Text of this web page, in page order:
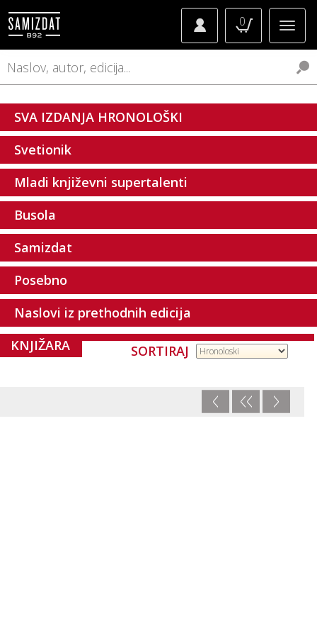
0
SVA IZDANJA HRONOLOŠKI
Svetionik
Mladi književni supertalenti
Busola
Samizdat
Posebno
Naslovi iz prethodnih edicija
SORTIRAJ
KNJIŽARA
< << >